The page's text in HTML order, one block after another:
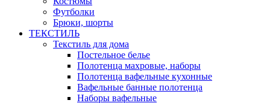
Футболки
Брюки, шорты
ТЕКСТИЛЬ
Текстиль для дома
Постельное белье
Полотенца махровые, наборы
Полотенца вафельные кухонные
Вафельные банные полотенца
Наборы вафельные